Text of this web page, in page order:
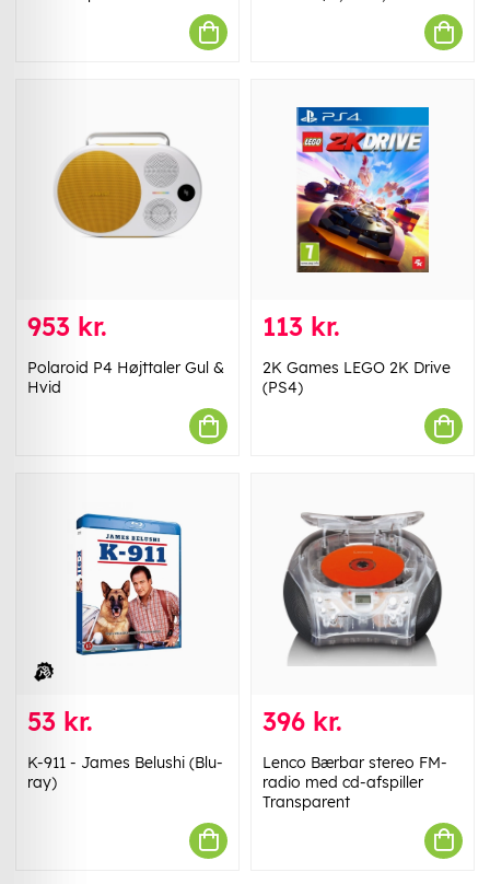
953 kr.
Polaroid P4 Højttaler Gul &
Hvid
113 kr.
2K Games LEGO 2K Drive
(PS4)
53 kr.
K-911 - James Belushi (Blu-
ray)
396 kr.
Lenco Bærbar stereo FM-
radio med cd-afspiller
Transparent